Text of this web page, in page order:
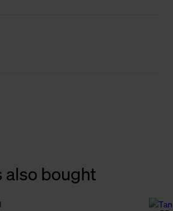
also bought